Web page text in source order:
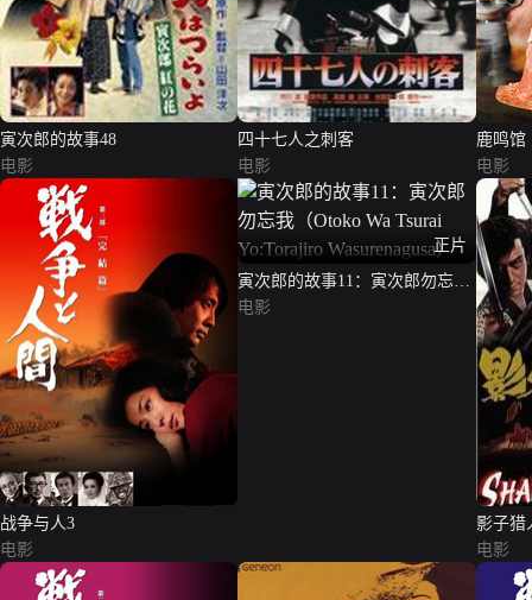
寅次郎的故事48
电影
四十七人之刺客
电影
鹿鸣馆
电影
战争与人3
电影
正片
寅次郎的故事11：寅次郎勿忘我
（Otoko Wa Tsurai Yo:Torajiro
电影
影子猎
电影